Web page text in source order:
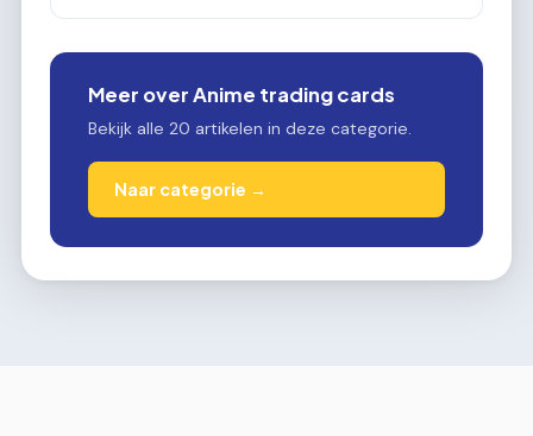
Meer over Anime trading cards
Bekijk alle 20 artikelen in deze categorie.
Naar categorie →